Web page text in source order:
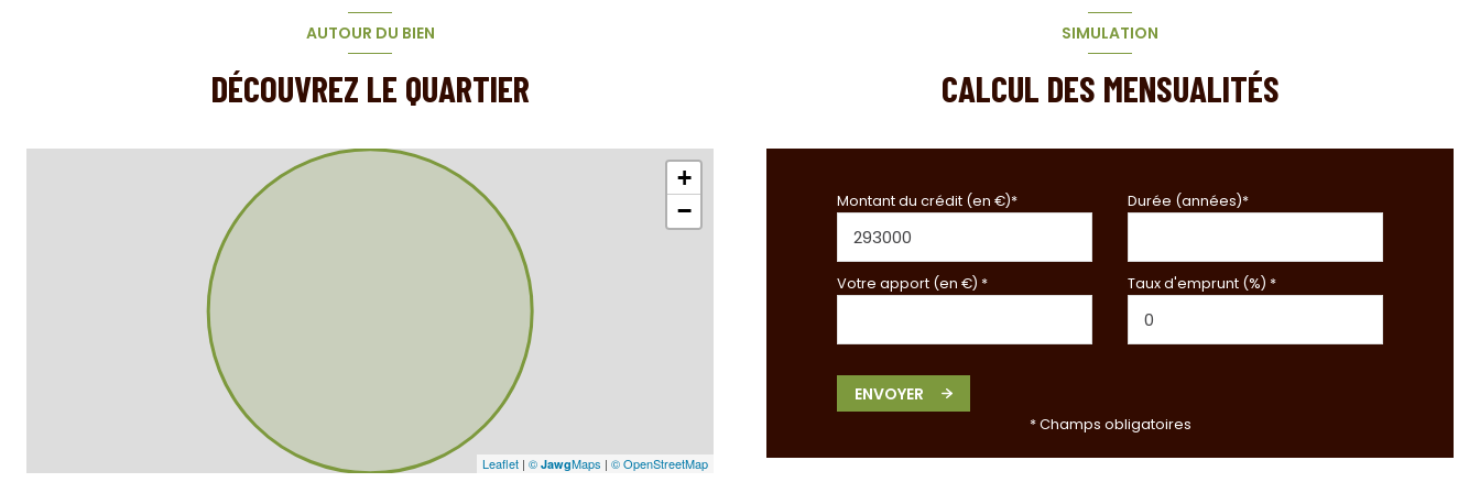
AUTOUR DU BIEN
DÉCOUVREZ LE QUARTIER
+
−
Leaflet | © JawgMaps | © OpenStreetMap
SIMULATION
CALCUL DES MENSUALITÉS
Montant du crédit (en €)* Durée (années)*
Votre apport (en €) * Taux d'emprunt (%) *
ENVOYER
* Champs obligatoires